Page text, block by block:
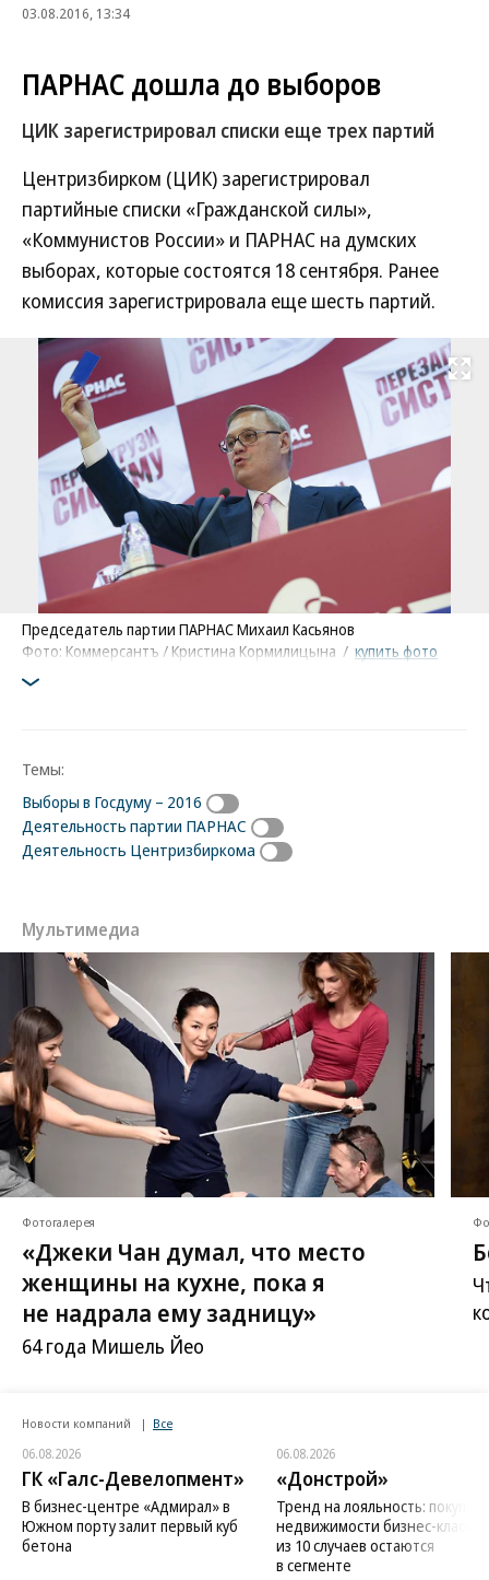
03.08.2016, 13:34
ПАРНАС дошла до выборов
ЦИК зарегистрировал списки еще трех партий
Центризбирком (ЦИК) зарегистрировал
партийные списки «Гражданской силы»,
«Коммунистов России» и ПАРНАС на думских
выборах, которые состоятся 18 сентября. Ранее
комиссия зарегистрировала еще шесть партий.
Развернуть
Председатель партии ПАРНАС Михаил Касьянов
Фото: Коммерсантъ / Кристина Кормилицына / купить фото
Темы:
Выборы в Госдуму – 2016
Деятельность партии ПАРНАС
Деятельность Центризбиркома
Мультимедиа
Фотогалерея
«Джеки Чан думал, что место
женщины на кухне, пока я
не надрала ему задницу»
64 года Мишель Йео
Новости компаний Все
06.08.2026
ГК «Галс-Девелопмент»
В бизнес-центре «Адмирал» в
Южном порту залит первый куб
бетона
06.08.2026
«Донстрой»
Тренд на лояльность:
недвижимости бизнес-класса
из 10 случаев остаются
в сегменте